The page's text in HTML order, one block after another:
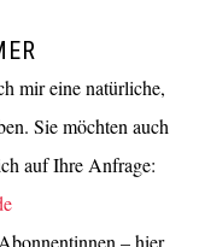
mir eine natürliche,
Sie möchten auch
auf Ihre Anfrage:
– hier